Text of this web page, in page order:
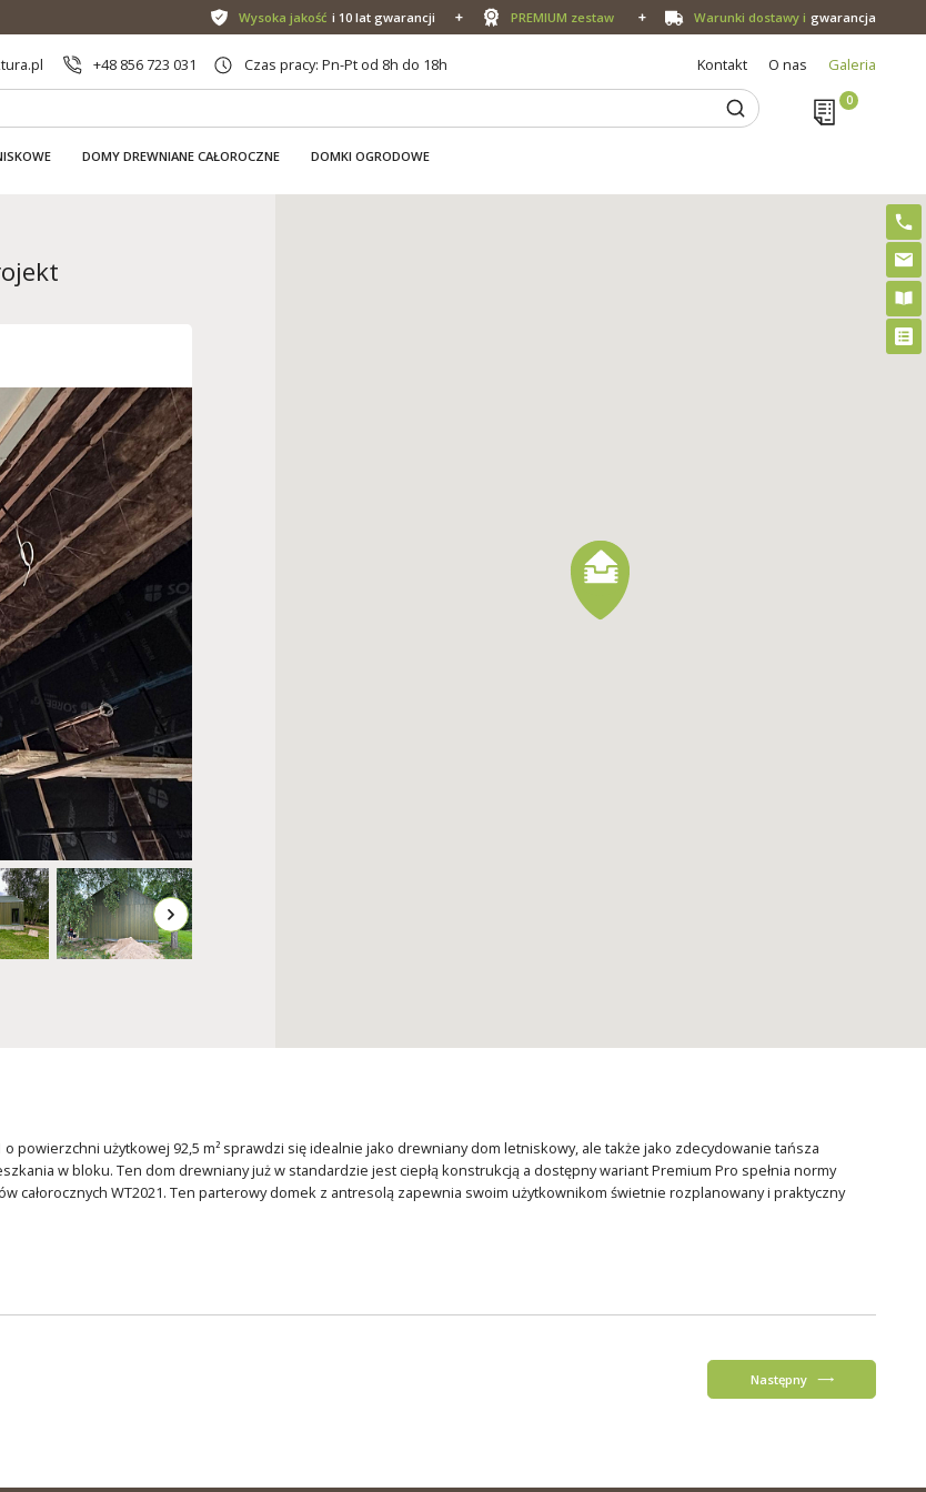
Wysoka jakość i 10 lat gwarancji PREMIUM zestaw Warunki dostawy i gwarancja
+48 856 723 031 Czas pracy: Pn-Pt od 8h do 18h Kontakt O nas Galeria
DOMY DREWNIANE CAŁOROCZNE DOMKI OGRODOWE
o powierzchni użytkowej 92,5 m² sprawdzi się idealnie jako drewniany dom letniskowy, ale także jako zdecydowanie tańsza
w bloku. Ten dom drewniany już w standardzie jest ciepłą konstrukcją a dostępny wariant Premium Pro spełnia normy
całorocznych WT2021. Ten parterowy domek z antresolą zapewnia swoim użytkownikom świetnie rozplanowany i praktyczny
Następny